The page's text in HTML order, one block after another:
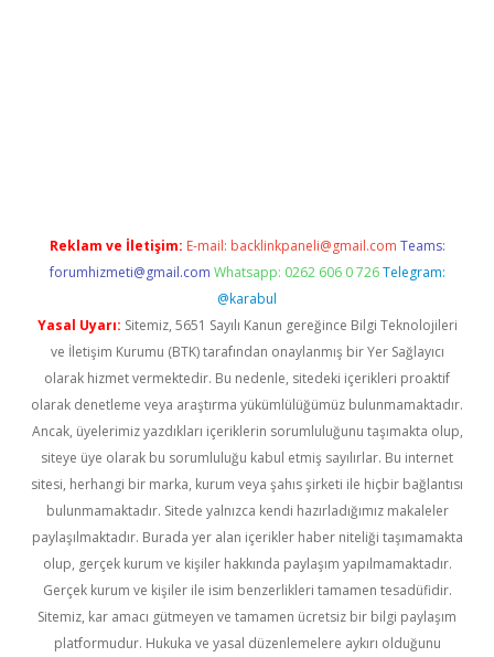
Reklam ve İletişim: E-mail: backlinkpaneli@gmail.com Teams:
forumhizmeti@gmail.com Whatsapp: 0262 606 0 726 Telegram:
@karabul
Yasal Uyarı: Sitemiz, 5651 Sayılı Kanun gereğince Bilgi Teknolojileri
ve İletişim Kurumu (BTK) tarafından onaylanmış bir Yer Sağlayıcı
olarak hizmet vermektedir. Bu nedenle, sitedeki içerikleri proaktif
olarak denetleme veya araştırma yükümlülüğümüz bulunmamaktadır.
Ancak, üyelerimiz yazdıkları içeriklerin sorumluluğunu taşımakta olup,
siteye üye olarak bu sorumluluğu kabul etmiş sayılırlar. Bu internet
sitesi, herhangi bir marka, kurum veya şahıs şirketi ile hiçbir bağlantısı
bulunmamaktadır. Sitede yalnızca kendi hazırladığımız makaleler
paylaşılmaktadır. Burada yer alan içerikler haber niteliği taşımamakta
olup, gerçek kurum ve kişiler hakkında paylaşım yapılmamaktadır.
Gerçek kurum ve kişiler ile isim benzerlikleri tamamen tesadüfidir.
Sitemiz, kar amacı gütmeyen ve tamamen ücretsiz bir bilgi paylaşım
platformudur. Hukuka ve yasal düzenlemelere aykırı olduğunu